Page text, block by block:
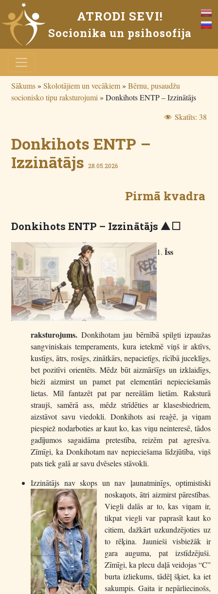
ATRODI SEVI!
Socionika un psihosofija
Sākums» Skolotājiem un vecākiem» Bērnu, pusaudžu
socionisko tipu raksturojumi » Donkihots ENTP – Izzinātājs
Skatīts: 38
Donkihots ENTP –
Izzinātājs 28.05.2026
Pirmā kvadra
Donkihots ENTP – Izzinātājs I L
Īss
raksturojums. Donkihotam jau bērnībā spilgti izpaužas
sangviniskais temperaments, kura ietekmē viņš ir aktīvs,
kustīgs, ātrs, rosīgs, zinātkārs, nepacietīgs, rīcībā juceklīgs,
bet pozitīvi orientēts. Mēdz būt aizmāršīgs un izklaidīgs,
bieži aizmirst un pamet pat elementāri nepieciešamās
lietas. Mīl fantazēt pat par nereālām lietām. Raksturā
straujš, samērā ass, mēdz strīdēties ar klasesbiedriem,
aizstāvot savu viedokli. Donkihots asi reaģē, ja viņam
piespiež nodarboties ar kaut ko, kas viņu neinteresē, tādos
gadījumos sagaidāma pretestība, reizēm pat agresīva.
Zīmīgi, ka Donkihotam nav nepieciešama līdzjūtība, viņš
pats tiek galā ar savu dvēseles stāvokli.
Izzinātājs nav skops un nav ļaunatminīgs, optimistiski
noskaņots, ātri aizmirst pārestības.
Viegli dalās ar to, kas viņam ir,
tikpat viegli var paprasīt kaut ko
citiem, dažkārt uzkundzējoties uz
to rēķina. Jaunieši visbiežāk ir
gara auguma, pat izstīdzējuši.
Zīmīgi, ka plecu daļā veidojas “C”
burta izliekums, tādēļ šķiet, ka iet
sakumpis. Gaita ir nepārliecinošs,